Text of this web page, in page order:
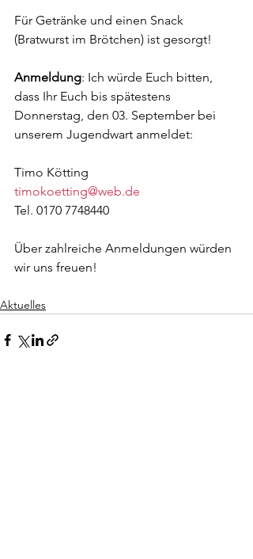
Für Getränke und einen Snack
(Bratwurst im Brötchen) ist gesorgt!
Anmeldung: Ich würde Euch bitten,
dass Ihr Euch bis spätestens
Donnerstag, den 03. September bei
unserem Jugendwart anmeldet:
Timo Kötting
timokoetting@web.de
Tel. 0170 7748440
Über zahlreiche Anmeldungen würden
wir uns freuen!
Aktuelles